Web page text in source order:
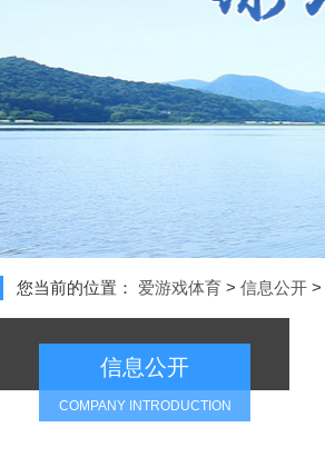
您当前的位置： 爱游戏体育 > 信息公开 >
信息公开
COMPANY INTRODUCTION